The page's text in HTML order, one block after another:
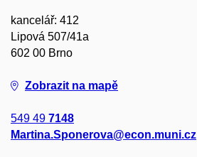
kancelář: 412
Lipová 507/41a
602 00 Brno
Zobrazit na mapě
549 49 7148
Martina.Sponerova@econ.muni.cz